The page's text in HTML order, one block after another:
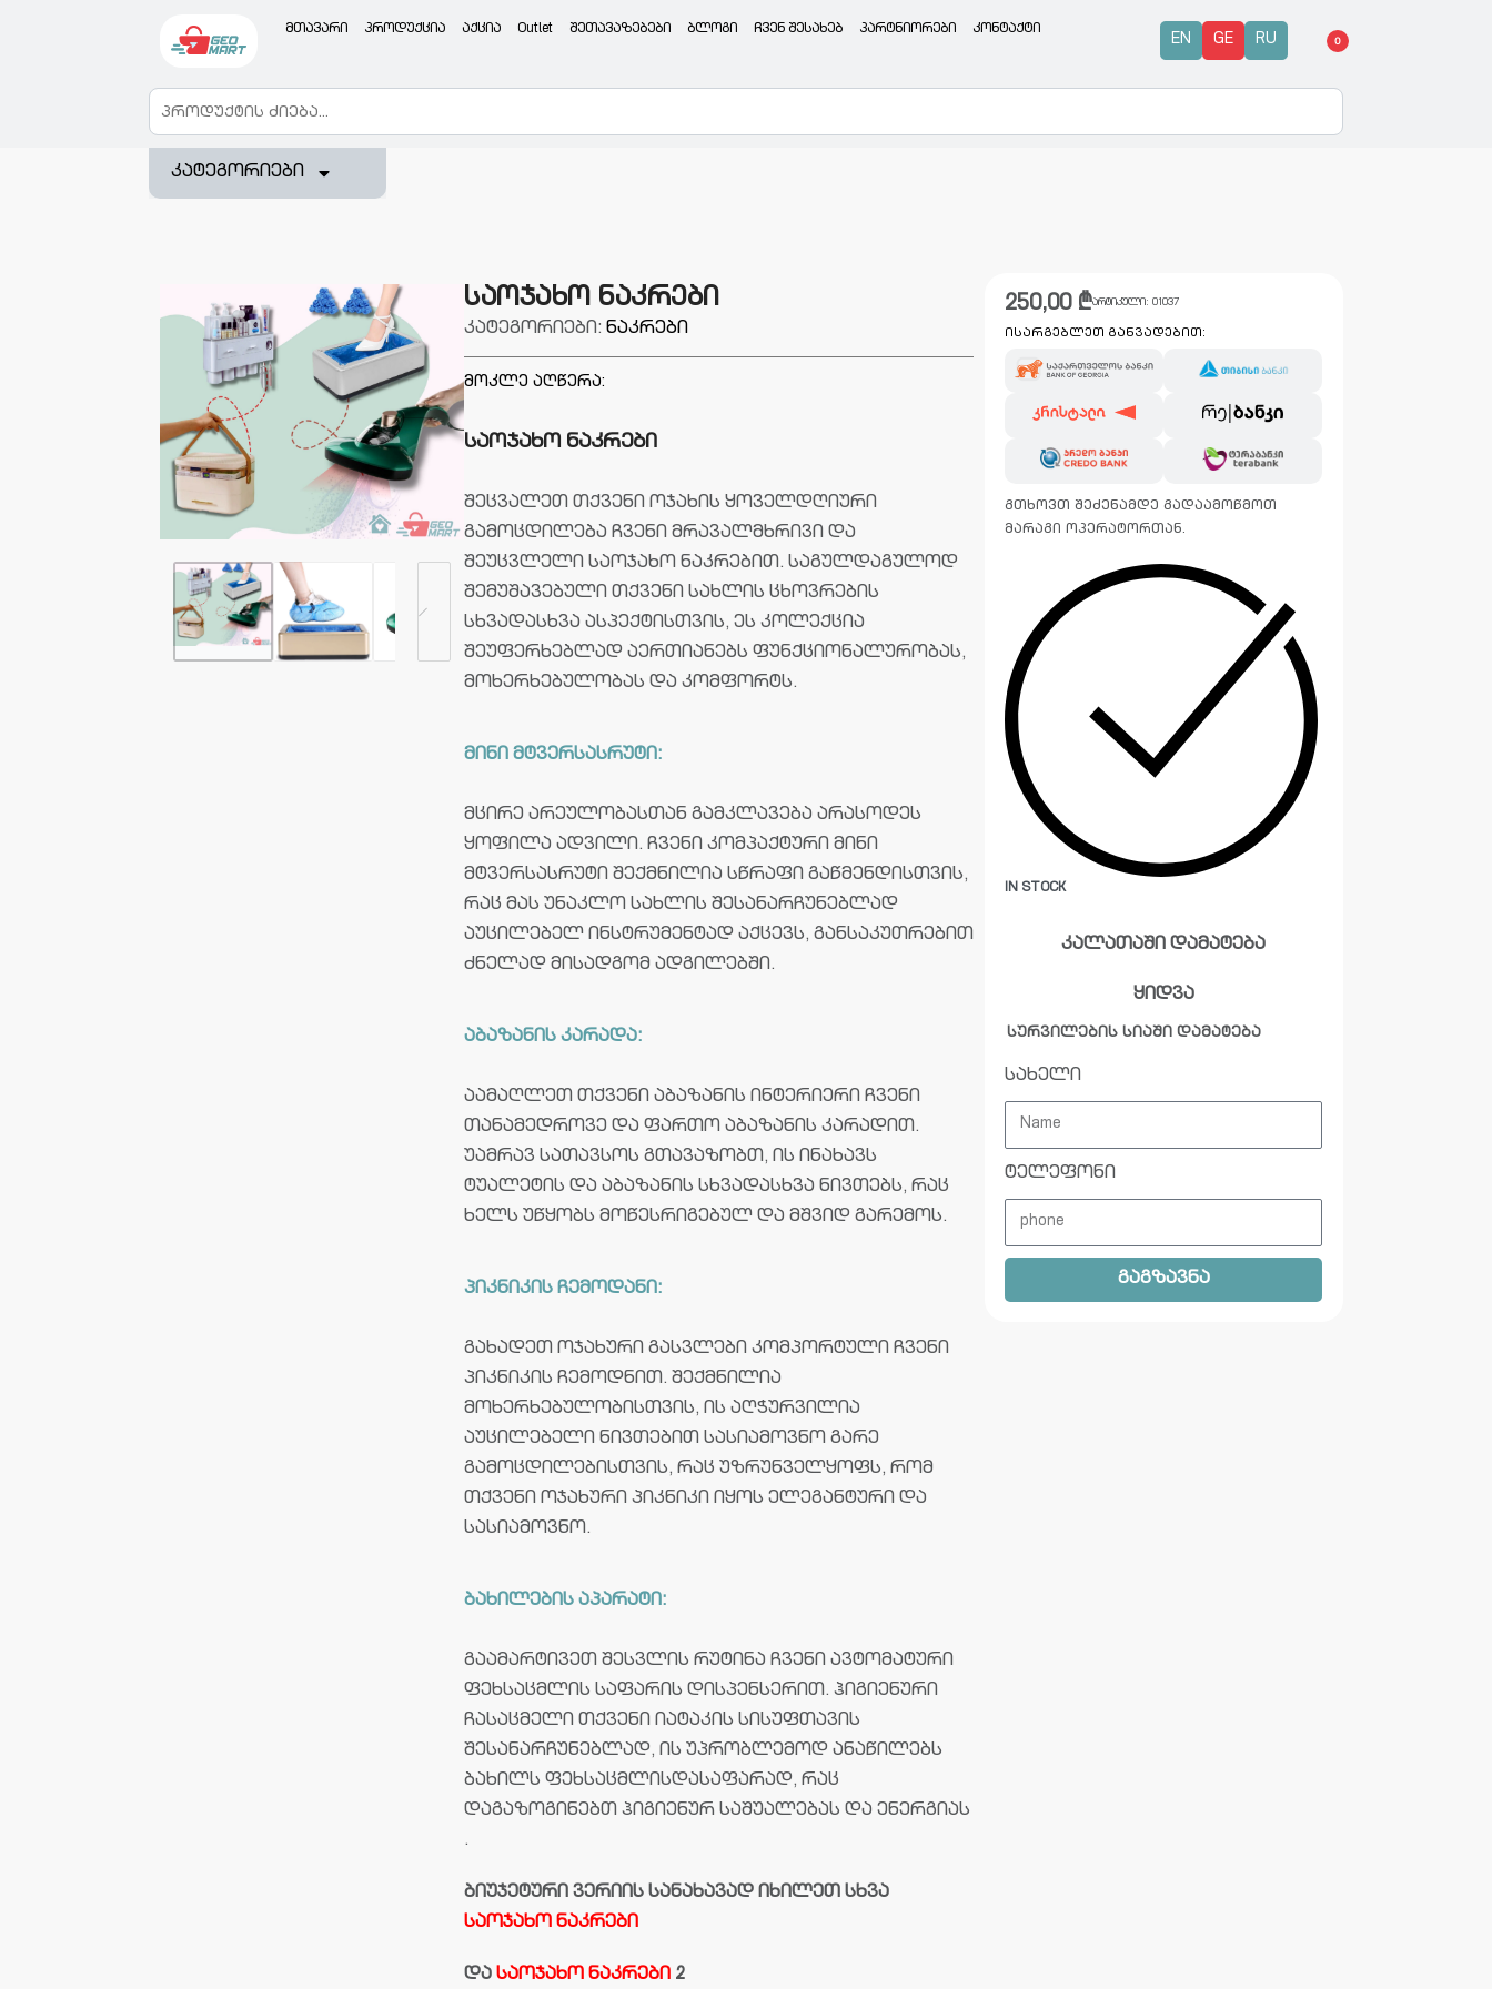
მთავარი პროდუქცია აქცია Outlet შეთავაზებები ბლოგი ჩვენ შესახებ პარტნიორები კონტაქტი
EN GE RU 0
კატეგორიები
საოჯახო ნაკრები
კატეგორიები: ნაკრები
მოკლე აღწერა:
საოჯახო ნაკრები
შეცვალეთ თქვენი ოჯახის ყოველდღიური
გამოცდილება ჩვენი მრავალმხრივი და
შეუცვლელი საოჯახო ნაკრებით. საგულდაგულოდ
შემუშავებული თქვენი სახლის ცხოვრების
სხვადასხვა ასპექტისთვის, ეს კოლექცია
შეუფერხებლად აერთიანებს ფუნქციონალურობას,
მოხერხებულობას და კომფორტს.
მინი მტვერსასრუტი:
მცირე არეულობასთან გამკლავება არასოდეს
ყოფილა ადვილი. ჩვენი კომპაქტური მინი
მტვერსასრუტი შექმნილია სწრაფი გაწმენდისთვის,
რაც მას უნაკლო სახლის შესანარჩუნებლად
აუცილებელ ინსტრუმენტად აქცევს, განსაკუთრებით
ძნელად მისადგომ ადგილებში.
აბაზანის კარადა:
აამაღლეთ თქვენი აბაზანის ინტერიერი ჩვენი
თანამედროვე და ფართო აბაზანის კარადით.
უამრავ სათავსოს გთავაზობთ, ის ინახავს
ტუალეტის და აბაზანის სხვადასხვა ნივთებს, რაც
ხელს უწყობს მოწესრიგებულ და მშვიდ გარემოს.
პიკნიკის ჩემოდანი:
გახადეთ ოჯახური გასვლები კომპორტული ჩვენი
პიკნიკის ჩემოდნით. შექმნილია
მოხერხებულობისთვის, ის აღჭურვილია
აუცილებელი ნივთებით სასიამოვნო გარე
გამოცდილებისთვის, რაც უზრუნველყოფს, რომ
თქვენი ოჯახური პიკნიკი იყოს ელეგანტური და
სასიამოვნო.
ბახილების აპარატი:
გაამარტივეთ შესვლის რუტინა ჩვენი ავტომატური
ფეხსაცმლის საფარის დისპენსერით. ჰიგიენური
ჩასაცმელი თქვენი იატაკის სისუფთავის
შესანარჩუნებლად, ის უპრობლემოდ ანაწილებს
ბახილს ფეხსაცმლისდასაფარად, რაც
დაგაზოგინებთ ჰიგიენურ საშუალებას და ენერგიას
.
ბიუჯეტური ვერიის სანახავად იხილეთ სხვა
საოჯახო ნაკრები
დასაოჯახო ნაკრები 2
250,00 ₾არტიკული: 01037
ისარგებლეთ განვადებით:
გთხოვთ შეძენამდე გადაამოწმოთ
მარაგი ოპერატორთან.
IN STOCK
კალათაში დამატება
ყიდვა
სურვილების სიაში დამატება
სახელი
ტელეფონი
გაგზავნა